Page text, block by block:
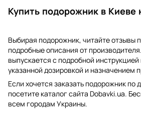
Купить подорожник в Киеве
Выбирая подорожник, читайте отзывы
подробные описания от
выпускается с подробной
указанной дозировкой и назначением
Если хочется заказать подорожник по
посетите каталог сайта Dobavki.ua.
всем городам Украины.